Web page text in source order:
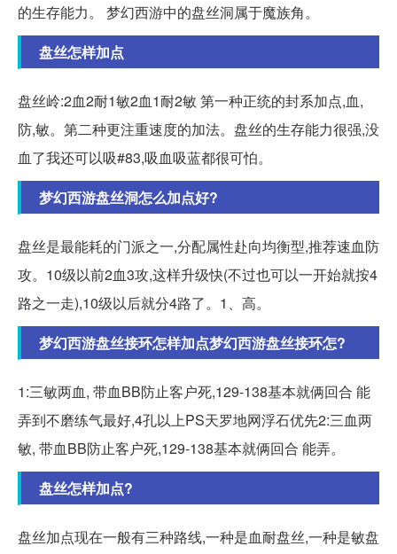
的生存能力。 梦幻西游中的盘丝洞属于魔族角。
盘丝怎样加点
盘丝岭:2血2耐1敏2血1耐2敏 第一种正统的封系加点,血,
防,敏。第二种更注重速度的加法。盘丝的生存能力很强,没
血了我还可以吸#83,吸血吸蓝都很可怕。
梦幻西游盘丝洞怎么加点好?
盘丝是最能耗的门派之一,分配属性赴向均衡型,推荐速血防
攻。10级以前2血3攻,这样升级快(不过也可以一开始就按4
路之一走),10级以后就分4路了。1、高。
梦幻西游盘丝接环怎样加点梦幻西游盘丝接环怎?
1:三敏两血, 带血BB防止客户死,129-138基本就俩回合 能
弄到不磨练气最好,4孔以上PS天罗地网浮石优先2:三血两
敏, 带血BB防止客户死,129-138基本就俩回合 能弄。
盘丝怎样加点?
盘丝加点现在一般有三种路线,一种是血耐盘丝,一种是敏盘